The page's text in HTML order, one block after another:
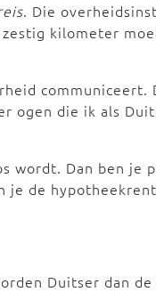
. Die
kilometer
communiceert.
ogen die ik als
wordt. Dan ben je
je de
Duitser dan